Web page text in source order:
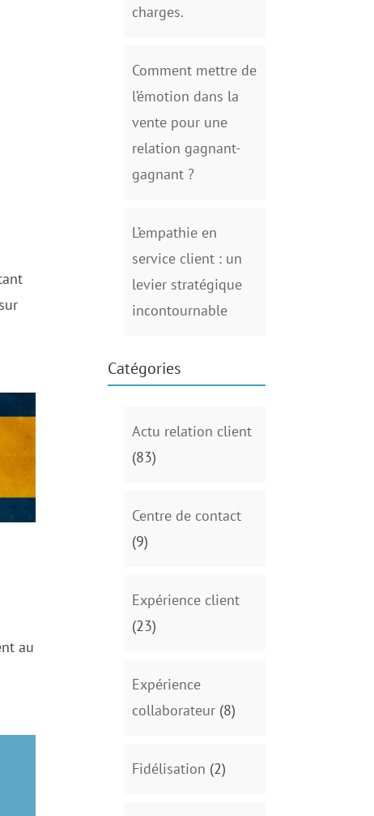
au
charges.
Comment mettre de
l’émotion dans la
vente pour une
relation gagnant-
gagnant ?
L’empathie en
service client : un
levier stratégique
incontournable
Catégories
Actu relation client
(83)
Centre de contact
(9)
Expérience client
(23)
Expérience
collaborateur (8)
Fidélisation (2)